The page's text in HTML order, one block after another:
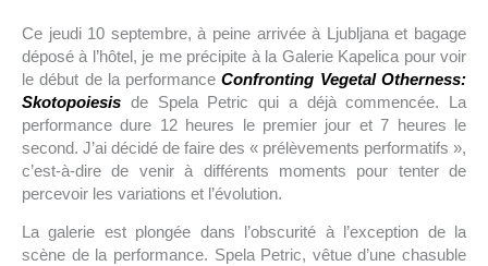
Ce jeudi 10 septembre, à peine arrivée à Ljubljana et bagage
déposé à l’hôtel, je me précipite à la Galerie Kapelica pour voir
le début de la performanceConfronting Vegetal Otherness:
Skotopoiesis de Spela Petric qui a déjà commencée. La
performance dure 12 heures le premier jour et 7 heures le
second. J’ai décidé de faire des « prélèvements performatifs »,
c’est-à-dire de venir à différents moments pour tenter de
percevoir les variations et l’évolution.
La galerie est plongée dans l’obscurité à l’exception de la
scène de la performance. Spela Petric, vêtue d’une chasuble